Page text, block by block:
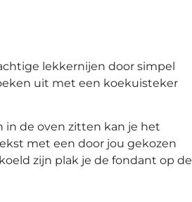
lekkernijen door simpel
uit met een koekuisteker
in de oven zitten kan je het
met een door jou gekozen
zijn plak je de fondant op de